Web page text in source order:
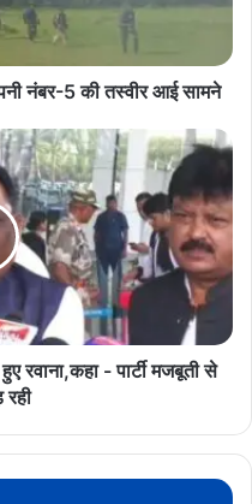
कांग्रेस छत्तीसगढ़
छत्तीसगढ़ राजनीति
नंबर-5 की तस्वीर आई सामने
रवाना,कहा - पार्टी मजबूती से